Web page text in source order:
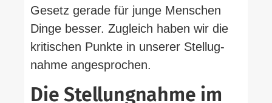
Gesetz gerade für junge Men­schen
Dinge besser. Zugleich haben wir die
kri­ti­schen Punkte in unserer Stel­lug­
nahme angesprochen.
Die Stel­lung­nahme im